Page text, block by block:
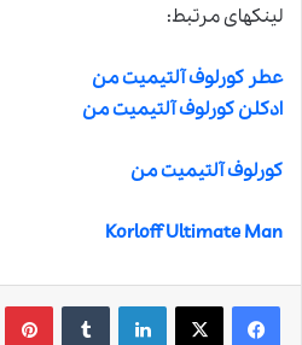
لینکهای مرتبط:
عطر کورلوف آلتیمیت من
ادکلن کورلوف آلتیمیت من
کورلوف آلتیمیت من
Korloff Ultimate Man
لینکدین